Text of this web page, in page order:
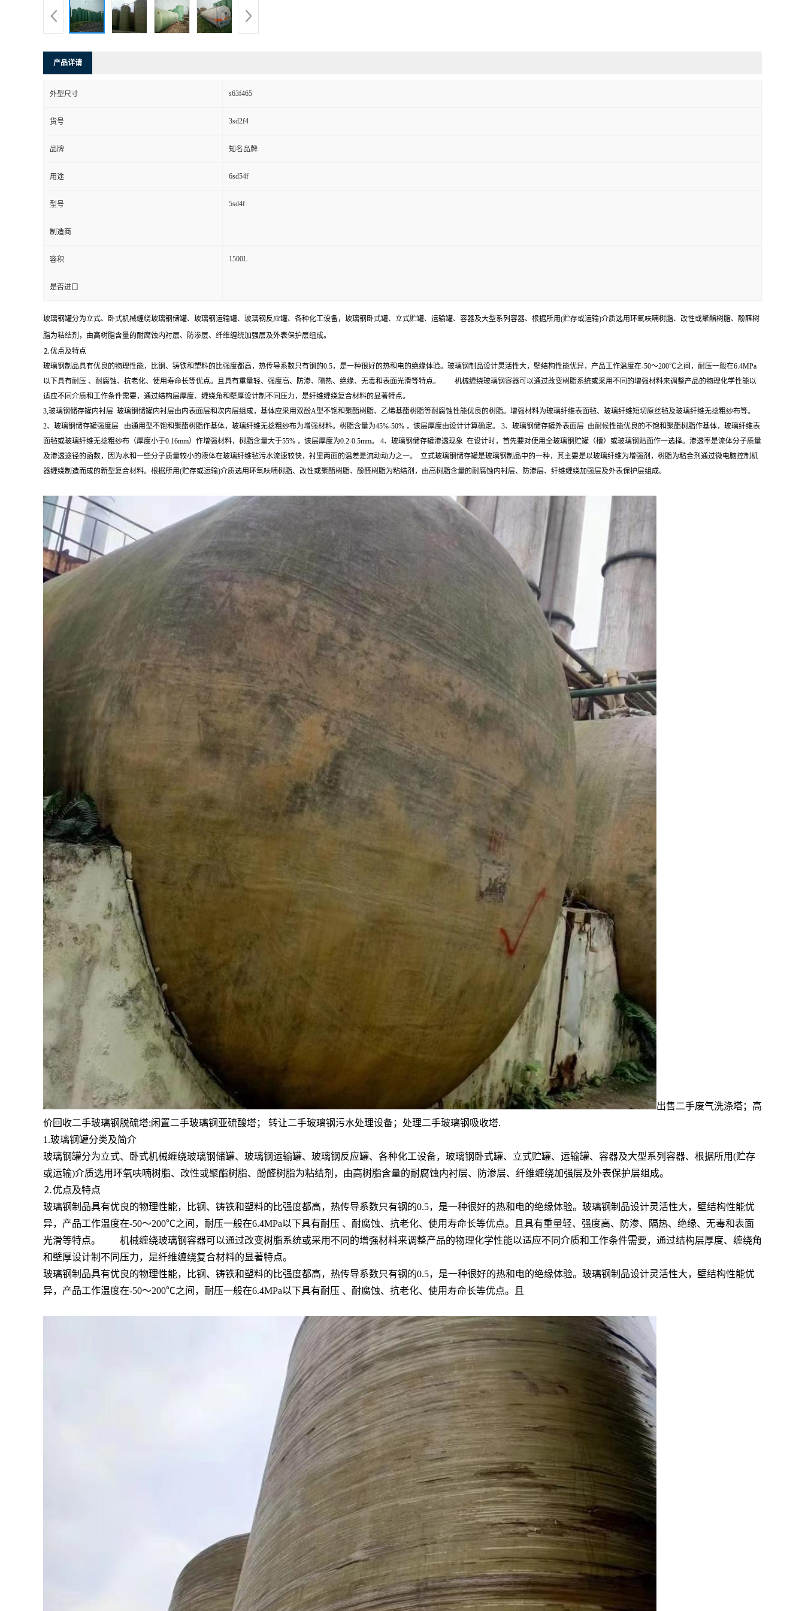
产品详请
外型尺寸 s63f465
货号 3sd2f4
品牌 知名品牌
用途 6sd54f
型号 5sd4f
制造商
容积 1500L
是否进口
玻璃钢罐分为立式、卧式机械缠绕玻璃钢储罐、玻璃钢运输罐、玻璃钢反应罐、各种化工设备，玻璃钢卧式罐、立式贮罐、运输罐、容器及大型系列容器、根据所用(贮存或运输)介质选用环氧呋喃树脂、改性或聚酯树脂、酚醛树
脂为粘结剂，由高树脂含量的耐腐蚀内衬层、防渗层、纤维缠绕加强层及外表保护层组成。
⒉优点及特点
玻璃钢制品具有优良的物理性能，比钢、铸铁和塑料的比强度都高，热传导系数只有钢的0.5，是一种很好的热和电的绝缘体验。玻璃钢制品设计灵活性大，壁结构性能优异，产品工作温度在-50～200℃之间，耐压一般在6.4MPa
以下具有耐压 、耐腐蚀、抗老化、使用寿命长等优点。且具有重量轻、强度高、防渗、隔热、绝缘、无毒和表面光滑等特点。 机械缠绕玻璃钢容器可以通过改变树脂系统或采用不同的增强材料来调整产品的物理化学性能以
适应不同介质和工作条件需要，通过结构层厚度、缠绕角和壁厚设计制不同压力，是纤维缠绕复合材料的显著特点。
3,玻璃钢储存罐内衬层 玻璃钢储罐内衬层由内表面层和次内层组成，基体应采用双酚A型不饱和聚酯树脂、乙烯基酯树脂等耐腐蚀性能优良的树脂。增强材料为玻璃纤维表面毡、玻璃纤维短切原丝毡及玻璃纤维无捻粗纱布等。
2、玻璃钢储存罐强度层 由通用型不饱和聚酯树脂作基体，玻璃纤维无捻粗纱布为增强材料。树脂含量为45%-50% ，该层厚度由设计计算确定。 3、玻璃钢储存罐外表面层 由耐候性能优良的不饱和聚酯树脂作基体，玻璃纤维表
面毡或玻璃纤维无捻粗纱布（厚度小于0.16mm）作增强材料，树脂含量大于55% ，该层厚度为0.2-0.5mm。 4、玻璃钢储存罐渗透现象 在设计时，首先要对使用全玻璃钢贮罐（槽）或玻璃钢贴面作一选择。渗透率是流体分子质量
及渗透途径的函数，因为水和一些分子质量较小的液体在玻璃纤维毡污水流速较快，衬里两面的温差是流动动力之一。 立式玻璃钢储存罐是玻璃钢制品中的一种，其主要是以玻璃纤维为增强剂，树脂为粘合剂通过微电脑控制机
器缠绕制造而成的新型复合材料。根据所用(贮存或运输)介质选用环氧呋喃树脂、改性或聚酯树脂、酚醛树脂为粘结剂，由高树脂含量的耐腐蚀内衬层、防渗层、纤维缠绕加强层及外表保护层组成。
出售二手废气洗涤塔；高
价回收二手玻璃钢脱硫塔;闲置二手玻璃钢亚硫酸塔； 转让二手玻璃钢污水处理设备；处理二手玻璃钢吸收塔.
1.玻璃钢罐分类及简介
玻璃钢罐分为立式、卧式机械缠绕玻璃钢储罐、玻璃钢运输罐、玻璃钢反应罐、各种化工设备，玻璃钢卧式罐、立式贮罐、运输罐、容器及大型系列容器、根据所用(贮存
或运输)介质选用环氧呋喃树脂、改性或聚酯树脂、酚醛树脂为粘结剂，由高树脂含量的耐腐蚀内衬层、防渗层、纤维缠绕加强层及外表保护层组成。
⒉优点及特点
玻璃钢制品具有优良的物理性能，比钢、铸铁和塑料的比强度都高，热传导系数只有钢的0.5，是一种很好的热和电的绝缘体验。玻璃钢制品设计灵活性大，壁结构性能优
异，产品工作温度在-50～200℃之间，耐压一般在6.4MPa以下具有耐压 、耐腐蚀、抗老化、使用寿命长等优点。且具有重量轻、强度高、防渗、隔热、绝缘、无毒和表面
光滑等特点。 机械缠绕玻璃钢容器可以通过改变树脂系统或采用不同的增强材料来调整产品的物理化学性能以适应不同介质和工作条件需要，通过结构层厚度、缠绕角
和壁厚设计制不同压力，是纤维缠绕复合材料的显著特点。
玻璃钢制品具有优良的物理性能，比钢、铸铁和塑料的比强度都高，热传导系数只有钢的0.5，是一种很好的热和电的绝缘体验。玻璃钢制品设计灵活性大，壁结构性能优
异，产品工作温度在-50～200℃之间，耐压一般在6.4MPa以下具有耐压 、耐腐蚀、抗老化、使用寿命长等优点。且